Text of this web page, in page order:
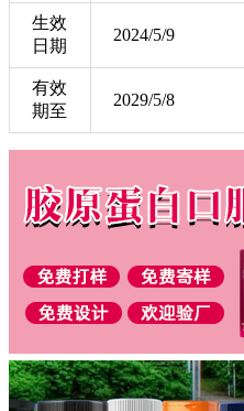
生效
日期
2024/5/9
有效
期至
2029/5/8